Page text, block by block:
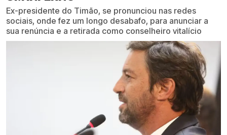
Ex-presidente do Timão, se pronunciou nas redes
sociais, onde fez um longo desabafo, para anunciar a
sua renúncia e a retirada como conselheiro vitalício